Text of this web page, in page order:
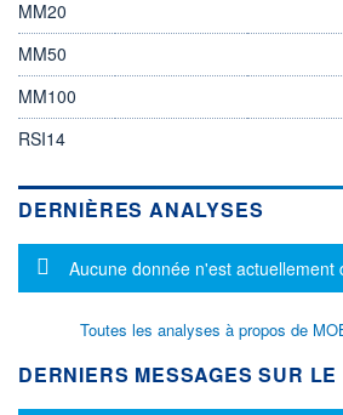
MM20
MM50
MM100
RSI14
DERNIÈRES ANALYSES
Message d'information
Aucune donnée n'est actuellement
Toutes les analyses à propos de
DERNIERS MESSAGES SUR LE